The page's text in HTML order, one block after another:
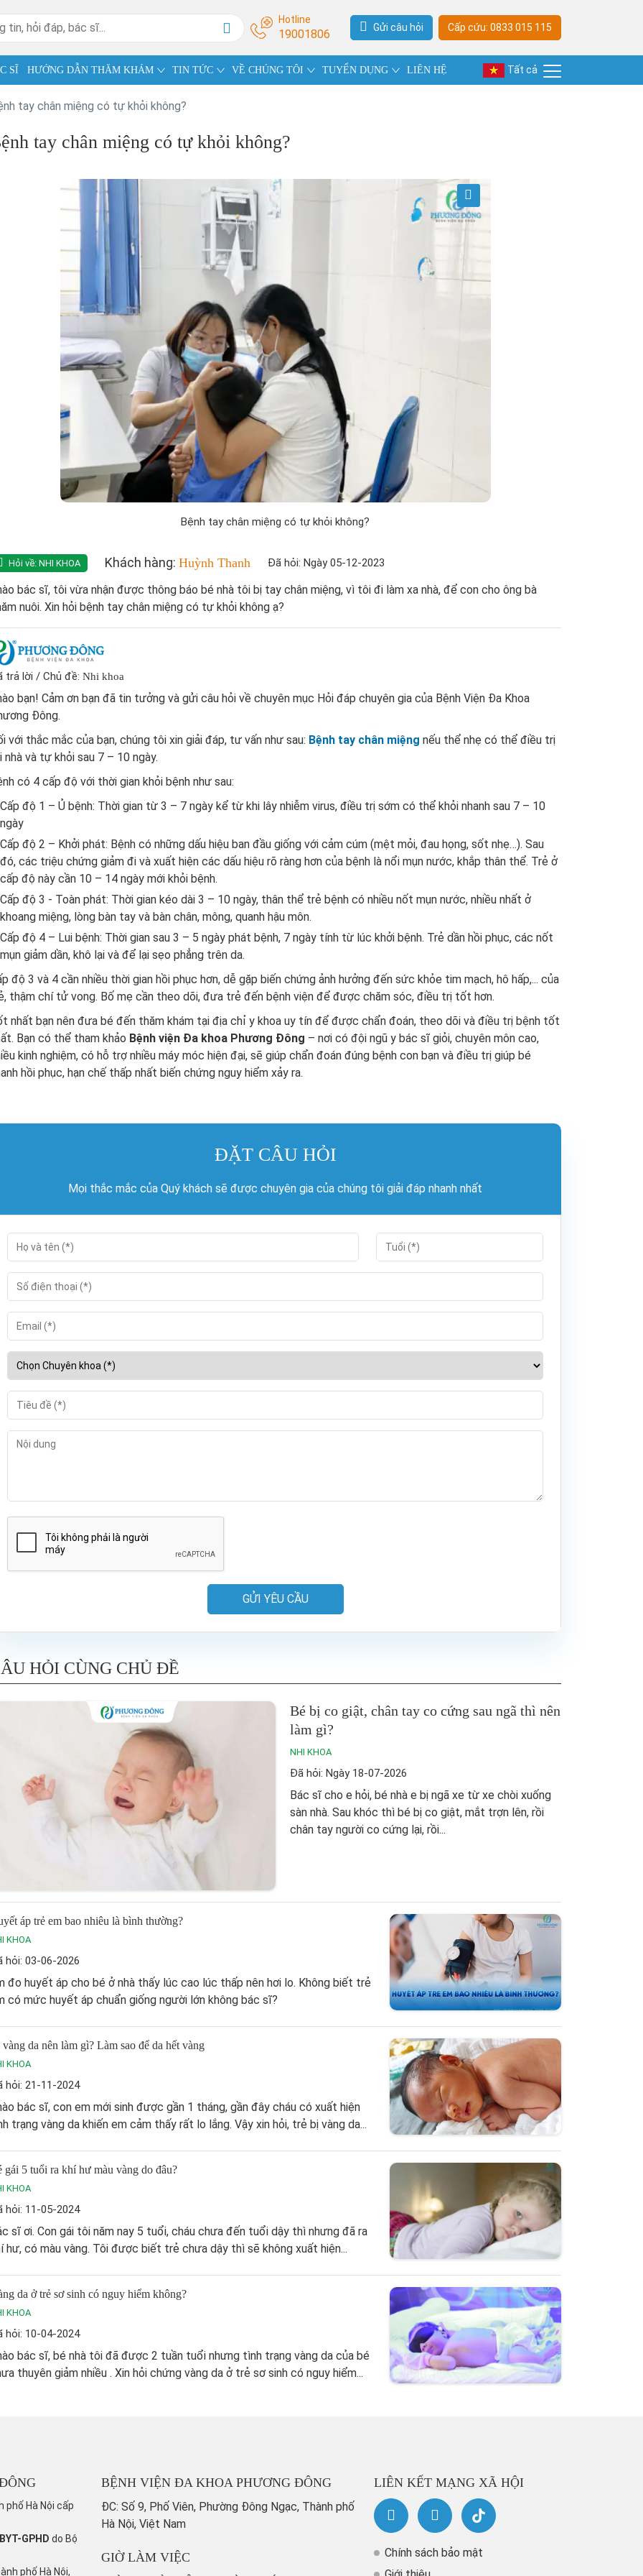
Hotline
19001806 Gửi câu hỏi Cấp cứu: 0833 015 115
SĨ HƯỚNG DẪN THĂM KHÁM TIN TỨC VỀ CHÚNG TÔI TUYỂN DỤNG LIÊN HỆ Tất cả
tay chân miệng có tự khỏi không?
tay chân miệng có tự khỏi không?
Bệnh tay chân miệng có tự khỏi không?
Hỏi về:NHI KHOA Khách hàng: Huỳnh Thanh Đã hỏi: Ngày 05-12-2023
bác sĩ, tôi vừa nhận được thông báo bé nhà tôi bị tay chân miệng, vì tôi đi làm xa nhà, để con cho ông bà
nuôi. Xin hỏi bệnh tay chân miệng có tự khỏi không ạ?
trả lời / Chủ đề:Nhi khoa
bạn! Cảm ơn bạn đã tin tưởng và gửi câu hỏi về chuyên mục Hỏi đáp chuyên gia của Bệnh Viện Đa Khoa
Đông.
với thắc mắc của bạn, chúng tôi xin giải đáp, tư vấn như sau: Bệnh tay chân miệng nếu thể nhẹ có thể điều trị
nhà và tự khỏi sau 7 – 10 ngày.
có 4 cấp độ với thời gian khỏi bệnh như sau:
Cấp độ 1 – Ủ bệnh: Thời gian từ 3 – 7 ngày kể từ khi lây nhiễm virus, điều trị sớm có thể khỏi nhanh sau 7 – 10
ngày
Cấp độ 2 – Khởi phát: Bệnh có những dấu hiệu ban đầu giống với cảm cúm (mệt mỏi, đau họng, sốt nhẹ…). Sau
đó, các triệu chứng giảm đi và xuất hiện các dấu hiệu rõ ràng hơn của bệnh là nổi mụn nước, khắp thân thể. Trẻ ở
cấp độ này cần 10 – 14 ngày mới khỏi bệnh.
Cấp độ 3 - Toàn phát: Thời gian kéo dài 3 – 10 ngày, thân thể trẻ bệnh có nhiều nốt mụn nước, nhiều nhất ở
khoang miệng, lòng bàn tay và bàn chân, mông, quanh hậu môn.
Cấp độ 4 – Lui bệnh: Thời gian sau 3 – 5 ngày phát bệnh, 7 ngày tính từ lúc khởi bệnh. Trẻ dần hồi phục, các nốt
mụn giảm dần, khô lại và để lại sẹo phẳng trên da.
độ 3 và 4 cần nhiều thời gian hồi phục hơn, dễ gặp biến chứng ảnh hưởng đến sức khỏe tim mạch, hô hấp,... của
thậm chí tử vong. Bố mẹ cần theo dõi, đưa trẻ đến bệnh viện để được chăm sóc, điều trị tốt hơn.
nhất bạn nên đưa bé đến thăm khám tại địa chỉ y khoa uy tín để được chẩn đoán, theo dõi và điều trị bệnh tốt
Bạn có thể tham khảo Bệnh viện Đa khoa Phương Đông – nơi có đội ngũ y bác sĩ giỏi, chuyên môn cao,
kinh nghiệm, có hỗ trợ nhiều máy móc hiện đại, sẽ giúp chẩn đoán đúng bệnh con bạn và điều trị giúp bé
hồi phục, hạn chế thấp nhất biến chứng nguy hiểm xảy ra.
ĐẶT CÂU HỎI
Mọi thắc mắc của Quý khách sẽ được chuyên gia của chúng tôi giải đáp nhanh nhất
GỬI YÊU CẦU
HỎI CÙNG CHỦ ĐỀ
Bé bị co giật, chân tay co cứng sau ngã thì nên
làm gì?
NHI KHOA
Đã hỏi: Ngày 18-07-2026
Bác sĩ cho e hỏi, bé nhà e bị ngã xe từ xe chòi xuống
sàn nhà. Sau khóc thì bé bị co giật, mắt trợn lên, rồi
chân tay người co cứng lại, rồi...
áp trẻ em bao nhiêu là bình thường?
KHOA
hỏi: 03-06-2026
đo huyết áp cho bé ở nhà thấy lúc cao lúc thấp nên hơi lo. Không biết trẻ
có mức huyết áp chuẩn giống người lớn không bác sĩ?
da nên làm gì? Làm sao để da hết vàng
KHOA
hỏi: 21-11-2024
bác sĩ, con em mới sinh được gần 1 tháng, gần đây cháu có xuất hiện
trạng vàng da khiến em cảm thấy rất lo lắng. Vậy xin hỏi, trẻ bị vàng da...
gái 5 tuổi ra khí hư màu vàng do đâu?
KHOA
hỏi: 11-05-2024
sĩ ơi. Con gái tôi năm nay 5 tuổi, cháu chưa đến tuổi dậy thì nhưng đã ra
hư, có màu vàng. Tôi được biết trẻ chưa dậy thì sẽ không xuất hiện...
da ở trẻ sơ sinh có nguy hiểm không?
KHOA
hỏi: 10-04-2024
bác sĩ, bé nhà tôi đã được 2 tuần tuổi nhưng tình trạng vàng da của bé
thuyên giảm nhiều . Xin hỏi chứng vàng da ở trẻ sơ sinh có nguy hiểm...
Hà Nội cấp
GPHD do Bộ
phố Hà Nội,
BỆNH VIỆN ĐA KHOA PHƯƠNG ĐÔNG
ĐC: Số 9, Phố Viên, Phường Đông Ngạc, Thành phố
Hà Nội, Việt Nam
GIỜ LÀM VIỆC
LIÊN KẾT MẠNG XÃ HỘI
Chính sách bảo mật